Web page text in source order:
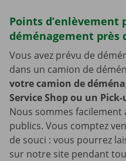
Points d’enlèvement
déménagement près
Vous avez prévu de
dans un camion de
votre camion de
Service Shop ou un
Nous sommes
publics. Vous comptez
de souci : vous pourrez
sur notre site pendant